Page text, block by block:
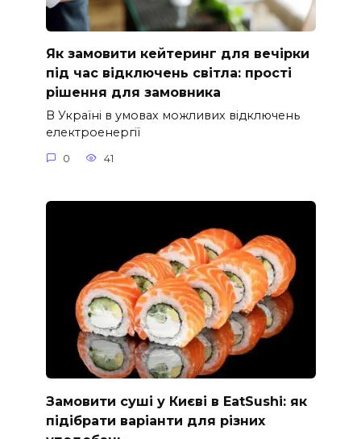
Як замовити кейтеринг для вечірки
під час відключень світла: прості
рішення для замовника
В Україні в умовах можливих відключень
електроенергії
0 41
Замовити суші у Києві в EatSushi: як
підібрати варіанти для різних